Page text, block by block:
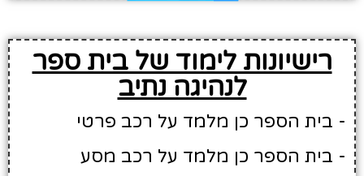
רישיונות לימוד של בית ספר
לנהיגה נתיב
- בית הספר כן מלמד על רכב פרטי
- בית הספר כן מלמד על רכב מסע